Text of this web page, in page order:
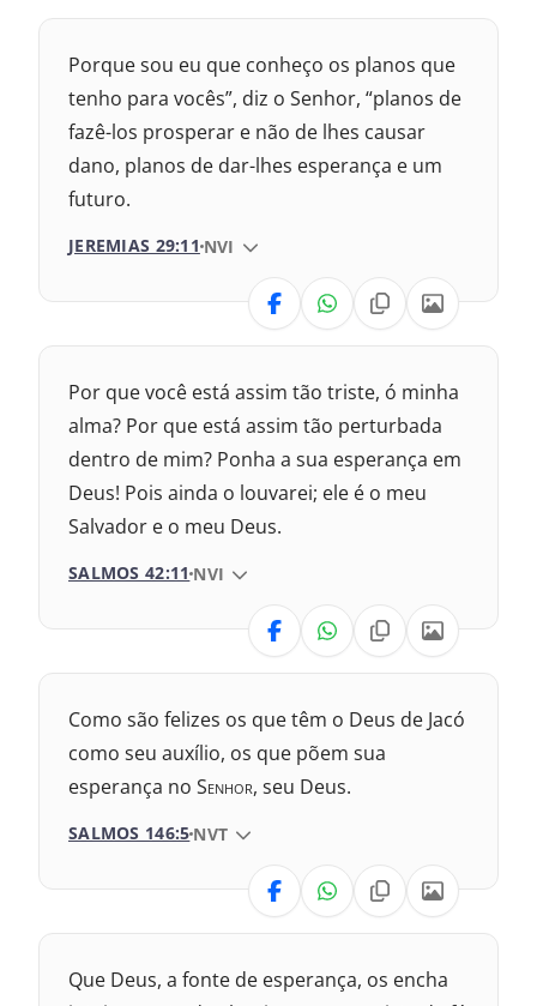
Porque sou eu que conheço os planos que
tenho para vocês”, diz o Senhor, “planos de
fazê-los prosperar e não de lhes causar
dano, planos de dar-lhes esperança e um
futuro.
JEREMIAS 29:11 VERSÃO DA BÍBLIA
NVI
VERSÃO
2017 – Nova Almeida Atualizada
2009 – Almeida Revisada e Corrigida
1969 – Almeida Revisada e Corrigida
1993 – Almeida Revisada e Atualizada
Por que você está assim tão triste, ó minha
alma? Por que está assim tão perturbada
dentro de mim? Ponha a sua esperança em
Deus! Pois ainda o louvarei; ele é o meu
Salvador e o meu Deus.
SALMOS 42:11 VERSÃO DA BÍBLIA
NVI
VERSÃO
2017 – Nova Almeida Atualizada
2009 – Almeida Revisada e Corrigida
1969 – Almeida Revisada e Corrigida
1993 – Almeida Revisada e Atualizada
Como são felizes os que têm o Deus de Jacó
como seu auxílio, os que põem sua
esperança no Senhor, seu Deus.
SALMOS 146:5 VERSÃO DA BÍBLIA
NVT
VERSÃO
Que Deus, a fonte de esperança, os encha